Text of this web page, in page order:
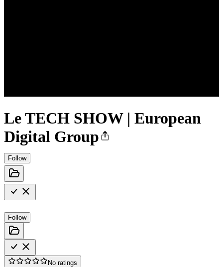
Le TECH SHOW | European
Digital Group
Follow
Follow
No ratings